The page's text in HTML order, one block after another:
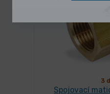
3
Spojovací